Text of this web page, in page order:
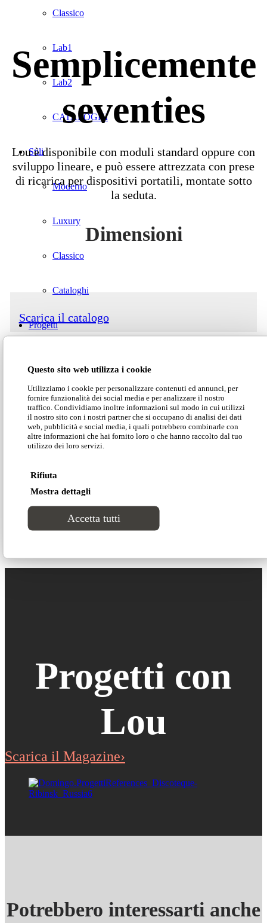
Questo sito web utilizza i cookie
Utilizziamo i cookie per personalizzare contenuti ed annunci, per
fornire funzionalità dei social media e per analizzare il nostro
traffico. Condividiamo inoltre informazioni sul modo in cui utilizzi
il nostro sito con i nostri partner che si occupano di analisi dei dati
web, pubblicità e social media, i quali potrebbero combinarle con
altre informazioni che hai fornito loro o che hanno raccolto dal tuo
utilizzo dei loro servizi.
Rifiuta
Mostra dettagli
Accetta tutti
Classico
Lab1
Lab2
CATALOGHI
Stili
Moderno
Luxury
Classico
Cataloghi
Progetti
Area clienti
Search Site
Semplicemente
seventies
Lou è disponibile con moduli standard oppure con
sviluppo lineare, e può essere attrezzata con prese
di ricarica per dispositivi portatili, montate sotto
la seduta.
Dimensioni
Scarica il catalogo
Scarica il listino
Scarica la scheda tecnica
La collezione è ignifuga 1IM e certificata secondo
i principali standard antincendio internazionali.
Progetti con
Lou
Scarica il Magazine›
Potrebbero interessarti anche